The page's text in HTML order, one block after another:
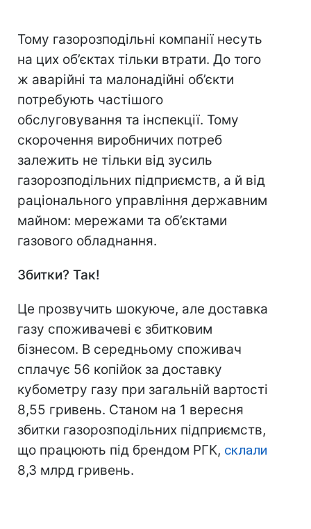
Тому газорозподільні компанії несуть
на цих об’єктах тільки втрати. До того
ж аварійні та малонадійні об’єкти
потребують частішого
обслуговування та інспекції. Тому
скорочення виробничих потреб
залежить не тільки від зусиль
газорозподільних підприємств, а й від
раціонального управління державним
майном: мережами та об’єктами
газового обладнання.
Збитки? Так!
Це прозвучить шокуюче, але доставка
газу споживачеві є збитковим
бізнесом. В середньому споживач
сплачує 56 копійок за доставку
кубометру газу при загальній вартості
8,55 гривень. Станом на 1 вересня
збитки газорозподільних підприємств,
що працюють під брендом РГК, склали
8,3 млрд гривень.